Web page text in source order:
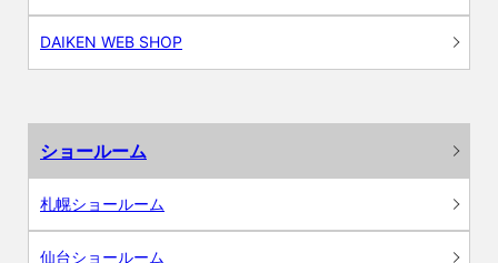
DAIKEN WEB SHOP
ショールーム
札幌ショールーム
仙台ショールーム